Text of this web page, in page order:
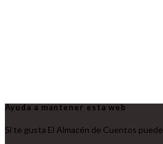
Ayuda a mantener esta web
Si te gusta El Almacén de Cuentos